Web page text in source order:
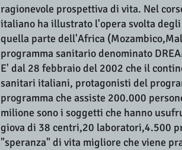
ragionevole prospettiva di vita. Nel
italiano ha illustrato l'opera svolta
quella parte dell'Africa
programma sanitario denominato
E' dal 28 febbraio del 2002 che il
sanitari italiani, protagonisti del
programma che assiste 200.000
milione sono i soggetti che hanno
giova di 38 centri,20 laboratori,4.500
"speranza" di vita migliore che viene